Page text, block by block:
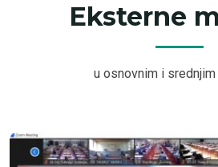
Eksterne
u osnovnim i